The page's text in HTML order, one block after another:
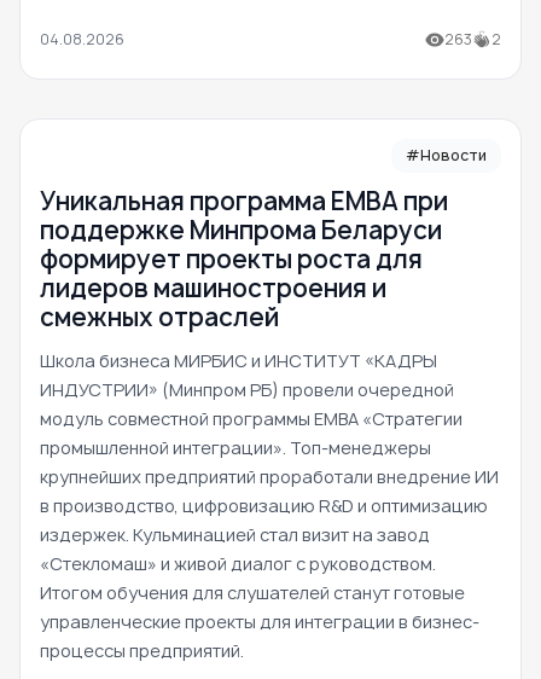
04.08.2026 263 2
#Новости
Уникальная программа ЕМВА при
поддержке Минпрома Беларуси
формирует проекты роста для
лидеров машиностроения и
смежных отраслей
Школа бизнеса МИРБИС и ИНСТИТУТ «КАДРЫ
ИНДУСТРИИ» (Минпром РБ) провели очередной
модуль совместной программы EMBA «Стратегии
промышленной интеграции». Топ-менеджеры
крупнейших предприятий проработали внедрение ИИ
в производство, цифровизацию R&D и оптимизацию
издержек. Кульминацией стал визит на завод
«Стекломаш» и живой диалог с руководством.
Итогом обучения для слушателей станут готовые
управленческие проекты для интеграции в бизнес-
процессы предприятий.